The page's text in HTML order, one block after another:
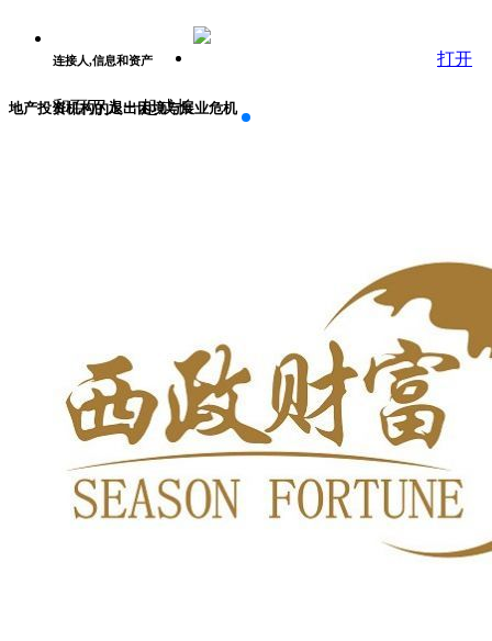
连接人,信息和资产
和百万人一起成长
打开
地产投资机构的退出困境与展业危机